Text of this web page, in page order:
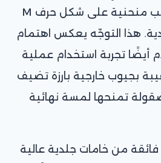
المعالم يعكس قوة الخطوط الهندسية، مع جوانب منحنية على شكل حرف M
هذا التوجّه يعكس اهتمام
أيضًا تجربة استخدام عملية
بجيوب خارجية بارزة تضيف
تمنحها لمسة نهائية
من خامات جلدية عالية